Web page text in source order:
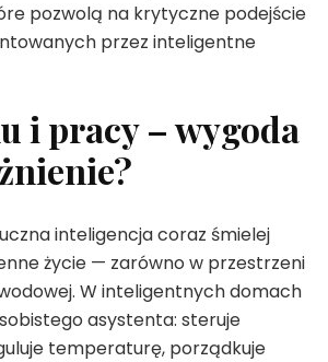
pozwolą na krytyczne podejście
przez inteligentne
i pracy – wygoda
inteligencja coraz śmielej
życie — zarówno w przestrzeni
W inteligentnych domach
asystenta: steruje
temperaturę, porządkuje